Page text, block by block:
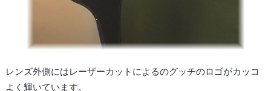
レンズ外側にはレーザーカットによるのグッチのロゴがカッコ
よく輝いています。